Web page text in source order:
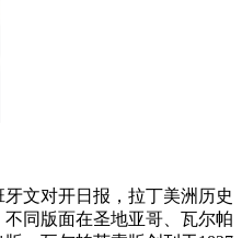
文对开日报，拉丁美洲历史
同版面在圣地亚哥、瓦尔帕